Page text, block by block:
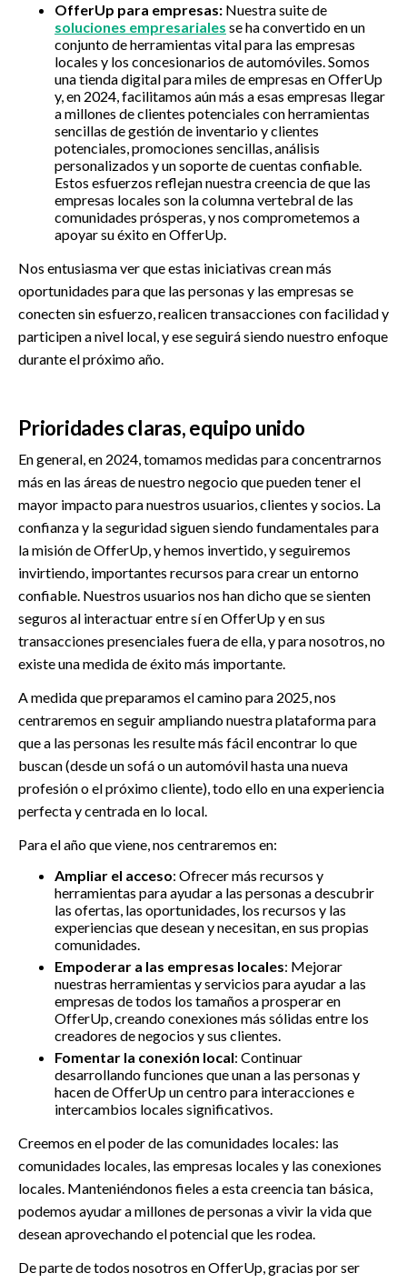
OfferUp para empresas: Nuestra suite de
soluciones empresariales se ha convertido en un
conjunto de herramientas vital para las empresas
locales y los concesionarios de automóviles. Somos
una tienda digital para miles de empresas en OfferUp
y, en 2024, facilitamos aún más a esas empresas llegar
a millones de clientes potenciales con herramientas
sencillas de gestión de inventario y clientes
potenciales, promociones sencillas, análisis
personalizados y un soporte de cuentas confiable.
Estos esfuerzos reflejan nuestra creencia de que las
empresas locales son la columna vertebral de las
comunidades prósperas, y nos comprometemos a
apoyar su éxito en OfferUp.
Nos entusiasma ver que estas iniciativas crean más
oportunidades para que las personas y las empresas se
conecten sin esfuerzo, realicen transacciones con facilidad y
participen a nivel local, y ese seguirá siendo nuestro enfoque
durante el próximo año.
Prioridades claras, equipo unido
En general, en 2024, tomamos medidas para concentrarnos
más en las áreas de nuestro negocio que pueden tener el
mayor impacto para nuestros usuarios, clientes y socios. La
confianza y la seguridad siguen siendo fundamentales para
la misión de OfferUp, y hemos invertido, y seguiremos
invirtiendo, importantes recursos para crear un entorno
confiable. Nuestros usuarios nos han dicho que se sienten
seguros al interactuar entre sí en OfferUp y en sus
transacciones presenciales fuera de ella, y para nosotros, no
existe una medida de éxito más importante.
A medida que preparamos el camino para 2025, nos
centraremos en seguir ampliando nuestra plataforma para
que a las personas les resulte más fácil encontrar lo que
buscan (desde un sofá o un automóvil hasta una nueva
profesión o el próximo cliente), todo ello en una experiencia
perfecta y centrada en lo local.
Para el año que viene, nos centraremos en:
Ampliar el acceso: Ofrecer más recursos y
herramientas para ayudar a las personas a descubrir
las ofertas, las oportunidades, los recursos y las
experiencias que desean y necesitan, en sus propias
comunidades.
Empoderar a las empresas locales: Mejorar
nuestras herramientas y servicios para ayudar a las
empresas de todos los tamaños a prosperar en
OfferUp, creando conexiones más sólidas entre los
creadores de negocios y sus clientes.
Fomentar la conexión local: Continuar
desarrollando funciones que unan a las personas y
hacen de OfferUp un centro para interacciones e
intercambios locales significativos.
Creemos en el poder de las comunidades locales: las
comunidades locales, las empresas locales y las conexiones
locales. Manteniéndonos fieles a esta creencia tan básica,
podemos ayudar a millones de personas a vivir la vida que
desean aprovechando el potencial que les rodea.
De parte de todos nosotros en OfferUp, gracias por ser